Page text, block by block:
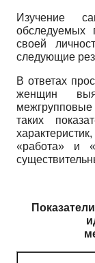
Изучение
обследуемых
своей
следующие
В ответах
женщин
таких
«работа» и